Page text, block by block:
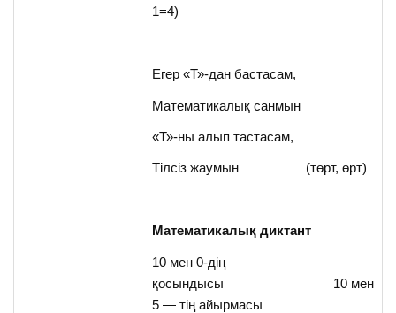
1=4)
Егер «Т»-дан бастасам,
Математикалық санмын
«Т»-ны алып тастасам,
Тілсіз жаумын (төрт, өрт)
Математикалық диктант
10 мен 0-дің
қосындысы 10 мен
5 — тің айырмасы